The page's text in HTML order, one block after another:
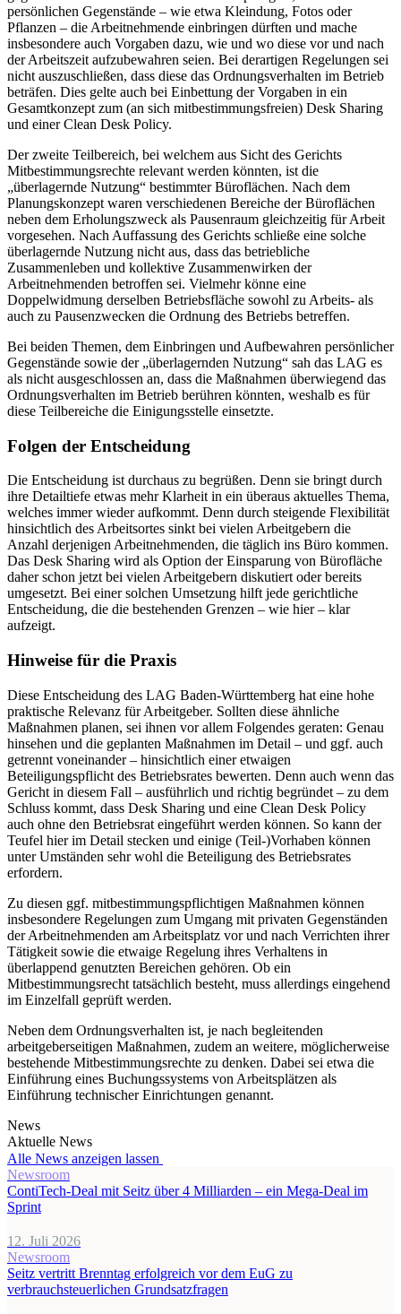
persönlichen Gegenstände – wie etwa Kleindung, Fotos oder
Pflanzen – die Arbeitnehmende einbringen dürften und mache
insbesondere auch Vorgaben dazu, wie und wo diese vor und nach
der Arbeitszeit aufzubewahren seien. Bei derartigen Regelungen sei
nicht auszuschließen, dass diese das Ordnungsverhalten im Betrieb
beträfen. Dies gelte auch bei Einbettung der Vorgaben in ein
Gesamtkonzept zum (an sich mitbestimmungsfreien) Desk Sharing
und einer Clean Desk Policy.
Der zweite Teilbereich, bei welchem aus Sicht des Gerichts
Mitbestimmungsrechte relevant werden könnten, ist die
„überlagernde Nutzung“ bestimmter Büroflächen. Nach dem
Planungskonzept waren verschiedenen Bereiche der Büroflächen
neben dem Erholungszweck als Pausenraum gleichzeitig für Arbeit
vorgesehen. Nach Auffassung des Gerichts schließe eine solche
überlagernde Nutzung nicht aus, dass das betriebliche
Zusammenleben und kollektive Zusammenwirken der
Arbeitnehmenden betroffen sei. Vielmehr könne eine
Doppelwidmung derselben Betriebsfläche sowohl zu Arbeits- als
auch zu Pausenzwecken die Ordnung des Betriebs betreffen.
Bei beiden Themen, dem Einbringen und Aufbewahren persönlicher
Gegenstände sowie der „überlagernden Nutzung“ sah das LAG es
als nicht ausgeschlossen an, dass die Maßnahmen überwiegend das
Ordnungsverhalten im Betrieb berühren könnten, weshalb es für
diese Teilbereiche die Einigungsstelle einsetzte.
Folgen der Entscheidung
Die Entscheidung ist durchaus zu begrüßen. Denn sie bringt durch
ihre Detailtiefe etwas mehr Klarheit in ein überaus aktuelles Thema,
welches immer wieder aufkommt. Denn durch steigende Flexibilität
hinsichtlich des Arbeitsortes sinkt bei vielen Arbeitgebern die
Anzahl derjenigen Arbeitnehmenden, die täglich ins Büro kommen.
Das Desk Sharing wird als Option der Einsparung von Bürofläche
daher schon jetzt bei vielen Arbeitgebern diskutiert oder bereits
umgesetzt. Bei einer solchen Umsetzung hilft jede gerichtliche
Entscheidung, die die bestehenden Grenzen – wie hier – klar
aufzeigt.
Hinweise für die Praxis
Diese Entscheidung des LAG Baden-Württemberg hat eine hohe
praktische Relevanz für Arbeitgeber. Sollten diese ähnliche
Maßnahmen planen, sei ihnen vor allem Folgendes geraten: Genau
hinsehen und die geplanten Maßnahmen im Detail – und ggf. auch
getrennt voneinander – hinsichtlich einer etwaigen
Beteiligungspflicht des Betriebsrates bewerten. Denn auch wenn das
Gericht in diesem Fall – ausführlich und richtig begründet – zu dem
Schluss kommt, dass Desk Sharing und eine Clean Desk Policy
auch ohne den Betriebsrat eingeführt werden können. So kann der
Teufel hier im Detail stecken und einige (Teil-)Vorhaben können
unter Umständen sehr wohl die Beteiligung des Betriebsrates
erfordern.
Zu diesen ggf. mitbestimmungspflichtigen Maßnahmen können
insbesondere Regelungen zum Umgang mit privaten Gegenständen
der Arbeitnehmenden am Arbeitsplatz vor und nach Verrichten ihrer
Tätigkeit sowie die etwaige Regelung ihres Verhaltens in
überlappend genutzten Bereichen gehören. Ob ein
Mitbestimmungsrecht tatsächlich besteht, muss allerdings eingehend
im Einzelfall geprüft werden.
Neben dem Ordnungsverhalten ist, je nach begleitenden
arbeitgeberseitigen Maßnahmen, zudem an weitere, möglicherweise
bestehende Mitbestimmungsrechte zu denken. Dabei sei etwa die
Einführung eines Buchungssystems von Arbeitsplätzen als
Einführung technischer Einrichtungen genannt.
News
Aktuelle News
Alle News anzeigen lassen
Newsroom
ContiTech-Deal mit Seitz über 4 Milliarden – ein Mega-Deal im
Sprint
12. Juli 2026
Newsroom
Seitz vertritt Brenntag erfolgreich vor dem EuG zu
verbrauchsteuerlichen Grundsatzfragen